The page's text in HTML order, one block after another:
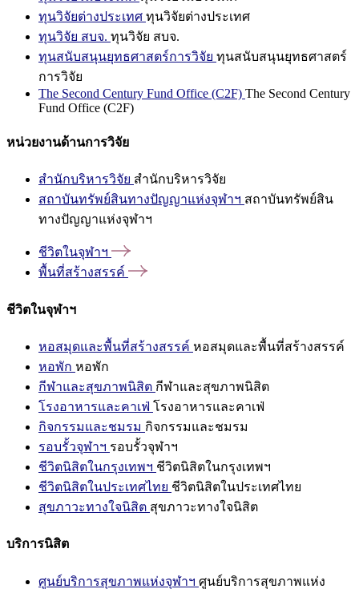
ทุนวิจัยต่างประเทศ ทุนวิจัยต่างประเทศ
ทุนวิจัย สบจ. ทุนวิจัย สบจ.
ทุนสนับสนุนยุทธศาสตร์การวิจัย ทุนสนับสนุนยุทธศาสตร์
การวิจัย
The Second Century Fund Office (C2F) The Second Century
Fund Office (C2F)
หน่วยงานด้านการวิจัย
สำนักบริหารวิจัย สำนักบริหารวิจัย
สถาบันทรัพย์สินทางปัญญาแห่งจุฬาฯ สถาบันทรัพย์สิน
ทางปัญญาแห่งจุฬาฯ
ชีวิตในจุฬาฯ
พื้นที่สร้างสรรค์
ชีวิตในจุฬาฯ
หอสมุดและพื้นที่สร้างสรรค์ หอสมุดและพื้นที่สร้างสรรค์
หอพัก หอพัก
กีฬาและสุขภาพนิสิต กีฬาและสุขภาพนิสิต
โรงอาหารและคาเฟ่ โรงอาหารและคาเฟ่
กิจกรรมและชมรม กิจกรรมและชมรม
รอบรั้วจุฬาฯ รอบรั้วจุฬาฯ
ชีวิตนิสิตในกรุงเทพฯ ชีวิตนิสิตในกรุงเทพฯ
ชีวิตนิสิตในประเทศไทย ชีวิตนิสิตในประเทศไทย
สุขภาวะทางใจนิสิต สุขภาวะทางใจนิสิต
บริการนิสิต
ศูนย์บริการสุขภาพแห่งจุฬาฯ ศูนย์บริการสุขภาพแห่ง